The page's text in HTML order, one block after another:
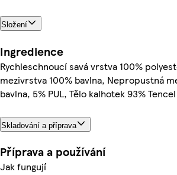
Složení
Ingredience
Rychleschnoucí savá vrstva 100%
mezivrstva 100% bavlna, Nepropustná
bavlna, 5% PUL, Tělo kalhotek 93%
Skladování a příprava
Příprava a používání
Jak fungují